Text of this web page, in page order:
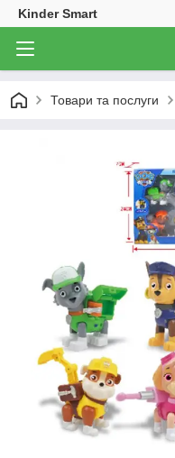
Kinder Smart
Товари та послуги